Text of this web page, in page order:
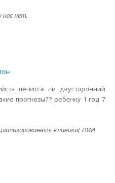
нас нет.
лечится ли двусторонний
прогнозы?? ребенку 1 год 7
клиники( НИИ